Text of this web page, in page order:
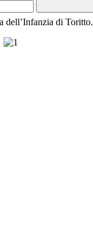
dell’Infanzia di Toritto.